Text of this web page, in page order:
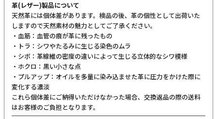
革(レザー)製品について
天然革には個体差があります。検品の後、革の個性として出荷いた
しますので天然素材の魅力としてご了承ください。
・血筋：血管の痕が革に残ったもの
・トラ：シワやたるみに生じる染色のムラ
・シボ：革線維の密度の違いによって生じる立体的なシワ模様
・ホクロ：黒い小さな点
・プルアップ：オイルを多量に染み込ませた革に圧力をかけた際に
変化する濃淡
これら個体差にご納得いただけなかった場合、交換返品の際の送料
はお客様のご負担となります。